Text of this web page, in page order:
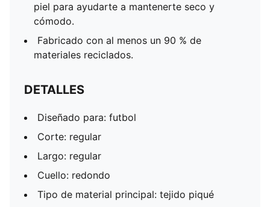
piel para ayudarte a mantenerte seco y
cómodo.
Fabricado con al menos un 90 % de
materiales reciclados.
DETALLES
Diseñado para: futbol
Corte: regular
Largo: regular
Cuello: redondo
Tipo de material principal: tejido piqué